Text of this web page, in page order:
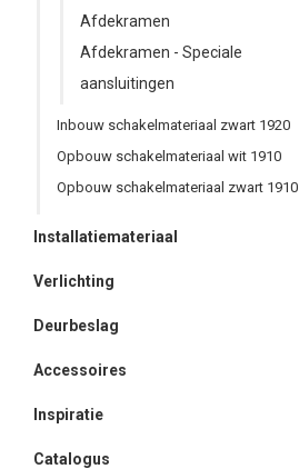
Afdekramen
Afdekramen - Speciale
aansluitingen
Inbouw schakelmateriaal zwart 1920
Opbouw schakelmateriaal wit 1910
Opbouw schakelmateriaal zwart 1910
Installatiemateriaal
Verlichting
Deurbeslag
Accessoires
Inspiratie
Catalogus